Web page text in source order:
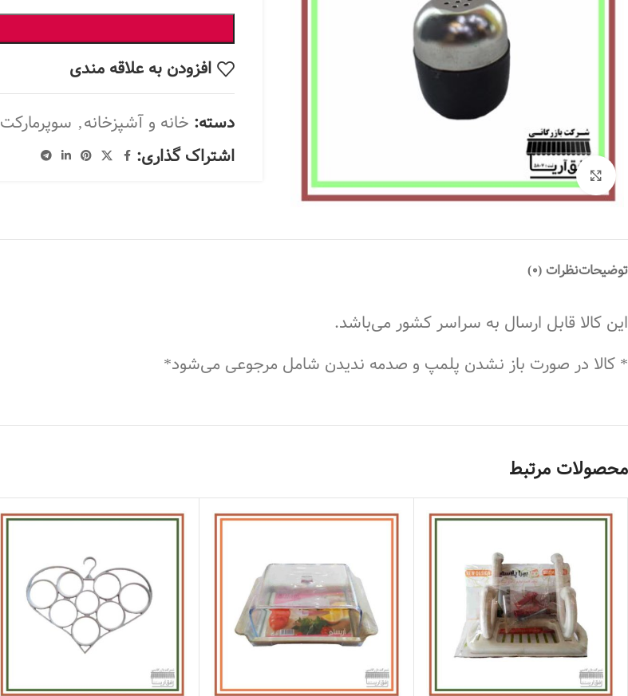
بزرگنمایی تصویر
افزودن به علاقه مندی
دسته: خانه و آشپزخانه, سوپرمارکت
اشتراک گذاری:
توضیحاتنظرات (0)
این کالا قابل ارسال به سراسر کشور می‌باشد.
* کالا در صورت باز نشدن پلمپ و صدمه ندیدن شامل مرجوعی می‌شود*
محصولات مرتبط